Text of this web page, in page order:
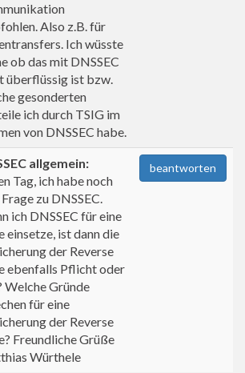
Also z.B. für
Ich wüsste
ob das mit DNSSEC
überflüssig ist bzw.
gesonderten
ich durch TSIG im
von DNSSEC habe.
allgemein:
Tag, ich habe noch
zu DNSSEC.
ich DNSSEC für eine
einsetze, ist dann die
der Reverse
ebenfalls Pflicht oder
Welche Gründe
für eine
der Reverse
Freundliche Grüße
Würthele
beantworten